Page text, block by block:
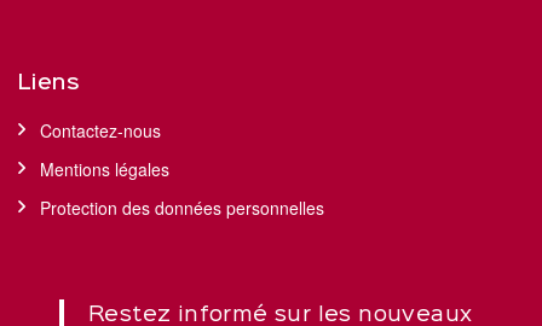
Liens
Contactez-nous
Mentions légales
Protection des données personnelles
Restez informé sur les nouveaux